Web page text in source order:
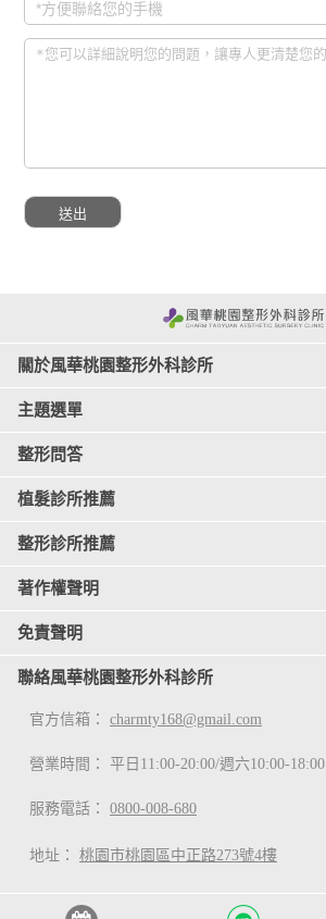
關於風華桃園整形外科診所
主題選單
整形問答
植髮診所推薦
整形診所推薦
著作權聲明
免責聲明
聯絡風華桃園整形外科診所
官方信箱： charmty168@gmail.com
營業時間： 平日11:00-20:00/週六10:00-18:00
服務電話： 0800-008-680
地址： 桃園市桃園區中正路273號4樓